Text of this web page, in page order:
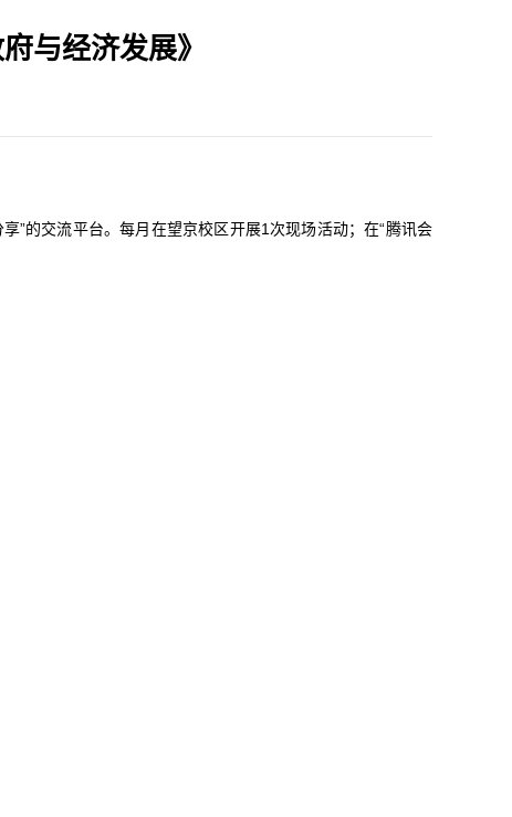
与经济发展》
”的交流平台。每月在望京校区开展1次现场活动；在“腾讯会